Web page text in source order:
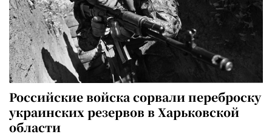
Российские войска сорвали переброску
украинских резервов в Харьковской
области